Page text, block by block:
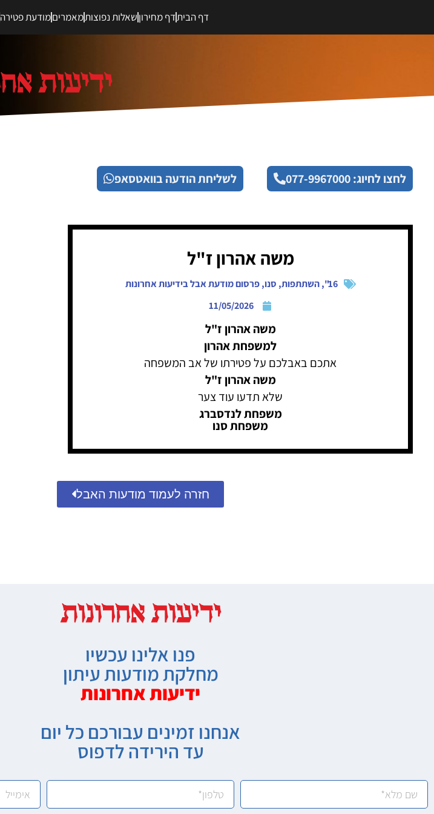
דף הביתדף מחירוןשאלות נפוצותמאמריםמודעת פטירה
לחצו לחיוג: 077-9967000 לשליחת הודעה בוואטסאפ
משה אהרון ז"ל
16"
,השתתפות, סנו,פרסום מודעת אבל בידיעות אחרונות
11/05/2026
משה אהרון ז"ל
למשפחת אהרון
אתכם באבלכם על פטירתו של אב המשפחה
משה אהרון ז"ל
שלא תדעו עוד צער
משפחת לנדסברג
משפחת סנו
חזרה לעמוד מודעות האבל
פנו אלינו עכשיו
מחלקת מודעות עיתון
ידיעות אחרונות
אנחנו זמינים עבורכם כל יום
עד הירידה לדפוס